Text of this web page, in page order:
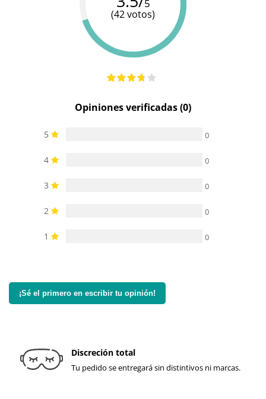
5
(42 votos)
Opiniones verificadas (0)
5 0
4 0
3 0
2 0
1 0
¡Sé el primero en escribir tu opinión!
Discreción total
Tu pedido se entregará sin distintivos ni marcas.